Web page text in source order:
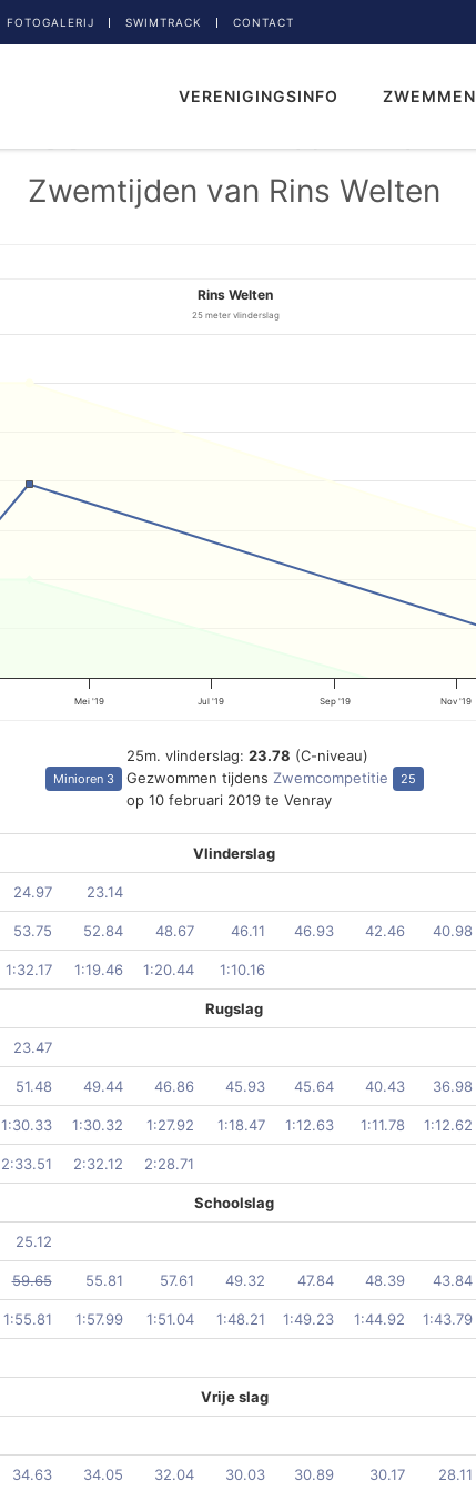
FOTOGALERIJ SWIMTRACK CONTACT
VERENIGINGSINFO ZWEMMEN
Zwemtijden van Rins Welten
Rins Welten
25 meter vlinderslag
Mei '19 Jul '19 Sep '19 Nov '19
Minioren 3
25m. vlinderslag: 23.78 (C-niveau)
Gezwommen tijdens Zwemcompetitie
op 10 februari 2019 te Venray
25
Vlinderslag
24.97 23.14
53.75 52.84 48.67 46.11 46.93 42.46 40.98
1:32.17 1:19.46 1:20.44 1:10.16
Rugslag
23.47
51.48 49.44 46.86 45.93 45.64 40.43 36.98
1:30.33 1:30.32 1:27.92 1:18.47 1:12.63 1:11.78 1:12.62
2:33.51 2:32.12 2:28.71
Schoolslag
25.12
59.65 55.81 57.61 49.32 47.84 48.39 43.84
1:55.81 1:57.99 1:51.04 1:48.21 1:49.23 1:44.92 1:43.79
Vrije slag
34.63 34.05 32.04 30.03 30.89 30.17 28.11